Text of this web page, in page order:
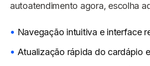
autoatendimento agora, escolha
Navegação intuitiva e interface
Atualização rápida do cardápio